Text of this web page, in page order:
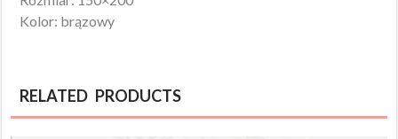
Kolor: brązowy
RELATED PRODUCTS